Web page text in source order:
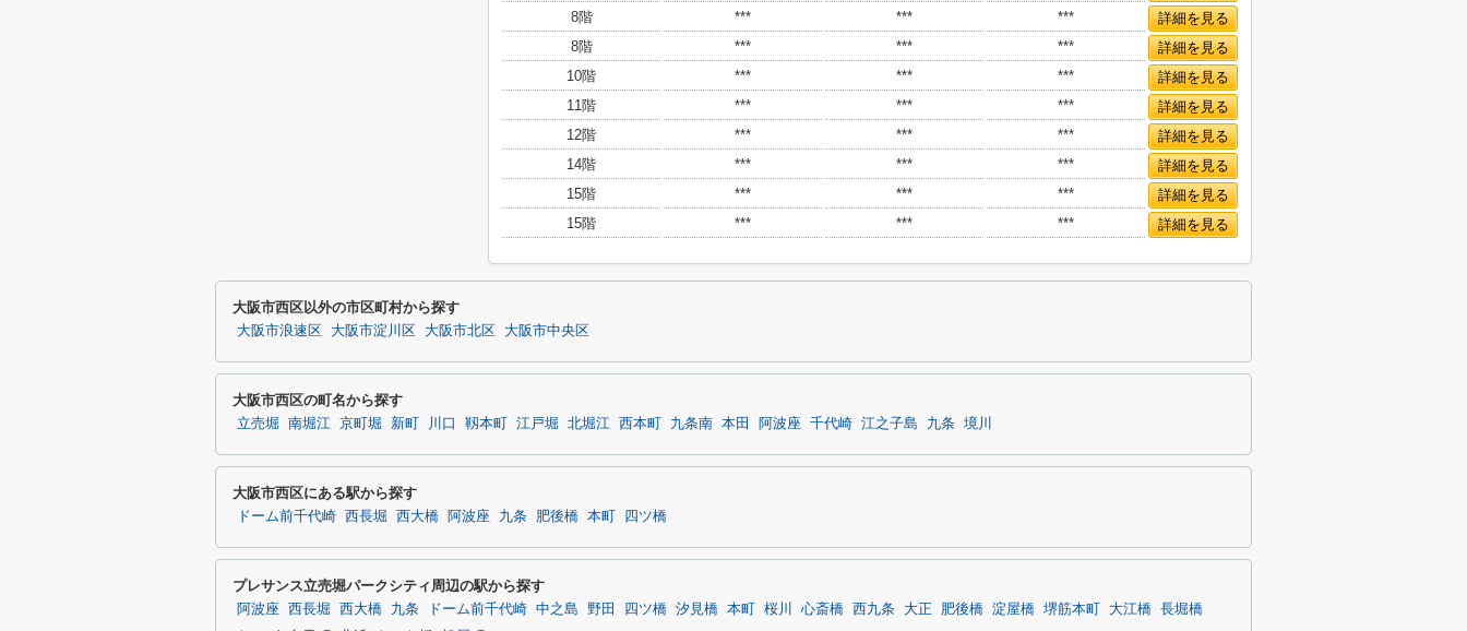
8階
*** *** ***
詳細を見る
8階
*** *** ***
詳細を見る
10階
*** *** ***
詳細を見る
11階
*** *** ***
詳細を見る
12階
*** *** ***
詳細を見る
14階
*** *** ***
詳細を見る
15階
*** *** ***
詳細を見る
15階
*** *** *** 詳細を見る
大阪市西区以外の市区町村から探す
大阪市浪速区 大阪市淀川区 大阪市北区 大阪市中央区
大阪市西区の町名から探す
立売堀 南堀江 京町堀 新町 川口 靱本町 江戸堀 北堀江 西本町 九条南 本田 阿波座 千代崎 江之子島 九条 境川
大阪市西区にある駅から探す
ドーム前千代崎 西長堀 西大橋 阿波座 九条 肥後橋 本町 四ツ橋
プレサンス立売堀パークシティ周辺の駅から探す
阿波座 西長堀 西大橋 九条 ドーム前千代崎 中之島 野田 四ツ橋 汐見橋 本町 桜川 心斎橋 西九条 大正 肥後橋 淀屋橋 堺筋本町 大江橋 長堀橋